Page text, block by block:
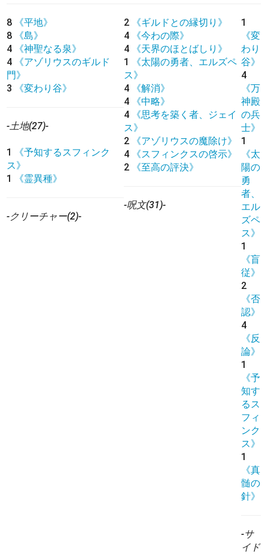
8
《平地》
8
《島》
4
《神聖なる泉》
4
《アゾリウスのギルド
門》
3
《変わり谷》
-土地(27)-
1
《予知するスフィンク
ス》
1
《霊異種》
-クリーチャー(2)-
2
《ギルドとの縁切り》
4
《今わの際》
4
《天界のほとばしり》
1
《太陽の勇者、エルズペ
ス》
4
《解消》
4
《中略》
4
《思考を築く者、ジェイ
ス》
2
《アゾリウスの魔除け》
4
《スフィンクスの啓示》
2
《至高の評決》
-呪文(31)-
1
《変
わり
谷》
4
《万
神殿
の兵
士》
1
《太
陽の
勇
者、
エル
ズペ
ス》
1
《盲
従》
2
《否
認》
4
《反
論》
1
《予
知す
るス
フィ
ンク
ス》
1
《真
髄の
針》
-サ
イド